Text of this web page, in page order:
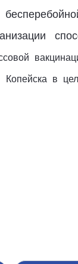
Копейска в